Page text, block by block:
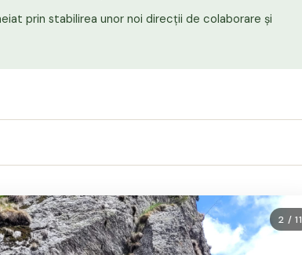
prin stabilirea unor noi direcții de colaborare și
2 / 11